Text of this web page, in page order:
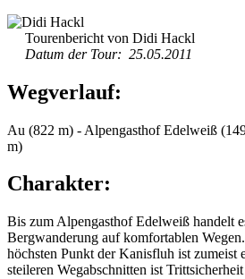
Tourenbericht von Didi Hackl
Datum der Tour: 25.05.2011
Wegverlauf:
Au (822 m) - Alpengasthof Edelweiß
m)
Charakter:
Bis zum Alpengasthof Edelweiß handelt
Bergwanderung auf komfortablen
höchsten Punkt der Kanisfluh ist zumeist
steileren Wegabschnitten ist